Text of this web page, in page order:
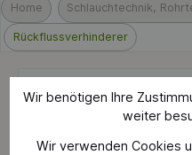
Home Schlauchtechnik,
Rückflussverhinderer
Ecostat Select
Wir benötigen Ihre
weiter
Wir verwenden Cookies